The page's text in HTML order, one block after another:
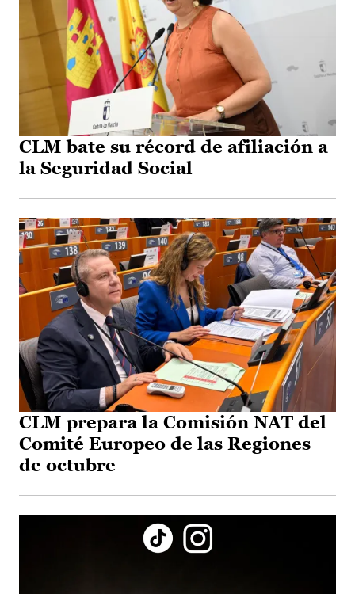
CLM bate su récord de afiliación a
la Seguridad Social
CLM prepara la Comisión NAT del
Comité Europeo de las Regiones
de octubre